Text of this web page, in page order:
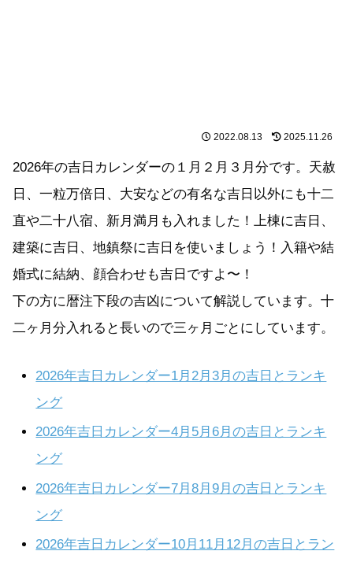
2022.08.13 2025.11.26
2026年の吉日カレンダーの１月２月３月分です。天赦
日、一粒万倍日、大安などの有名な吉日以外にも十二
直や二十八宿、新月満月も入れました！上棟に吉日、
建築に吉日、地鎮祭に吉日を使いましょう！入籍や結
婚式に結納、顔合わせも吉日ですよ〜！
下の方に暦注下段の吉凶について解説しています。十
二ヶ月分入れると長いので三ヶ月ごとにしています。
2026年吉日カレンダー1月2月3月の吉日とランキ
ング
2026年吉日カレンダー4月5月6月の吉日とランキ
ング
2026年吉日カレンダー7月8月9月の吉日とランキ
ング
2026年吉日カレンダー10月11月12月の吉日とラン